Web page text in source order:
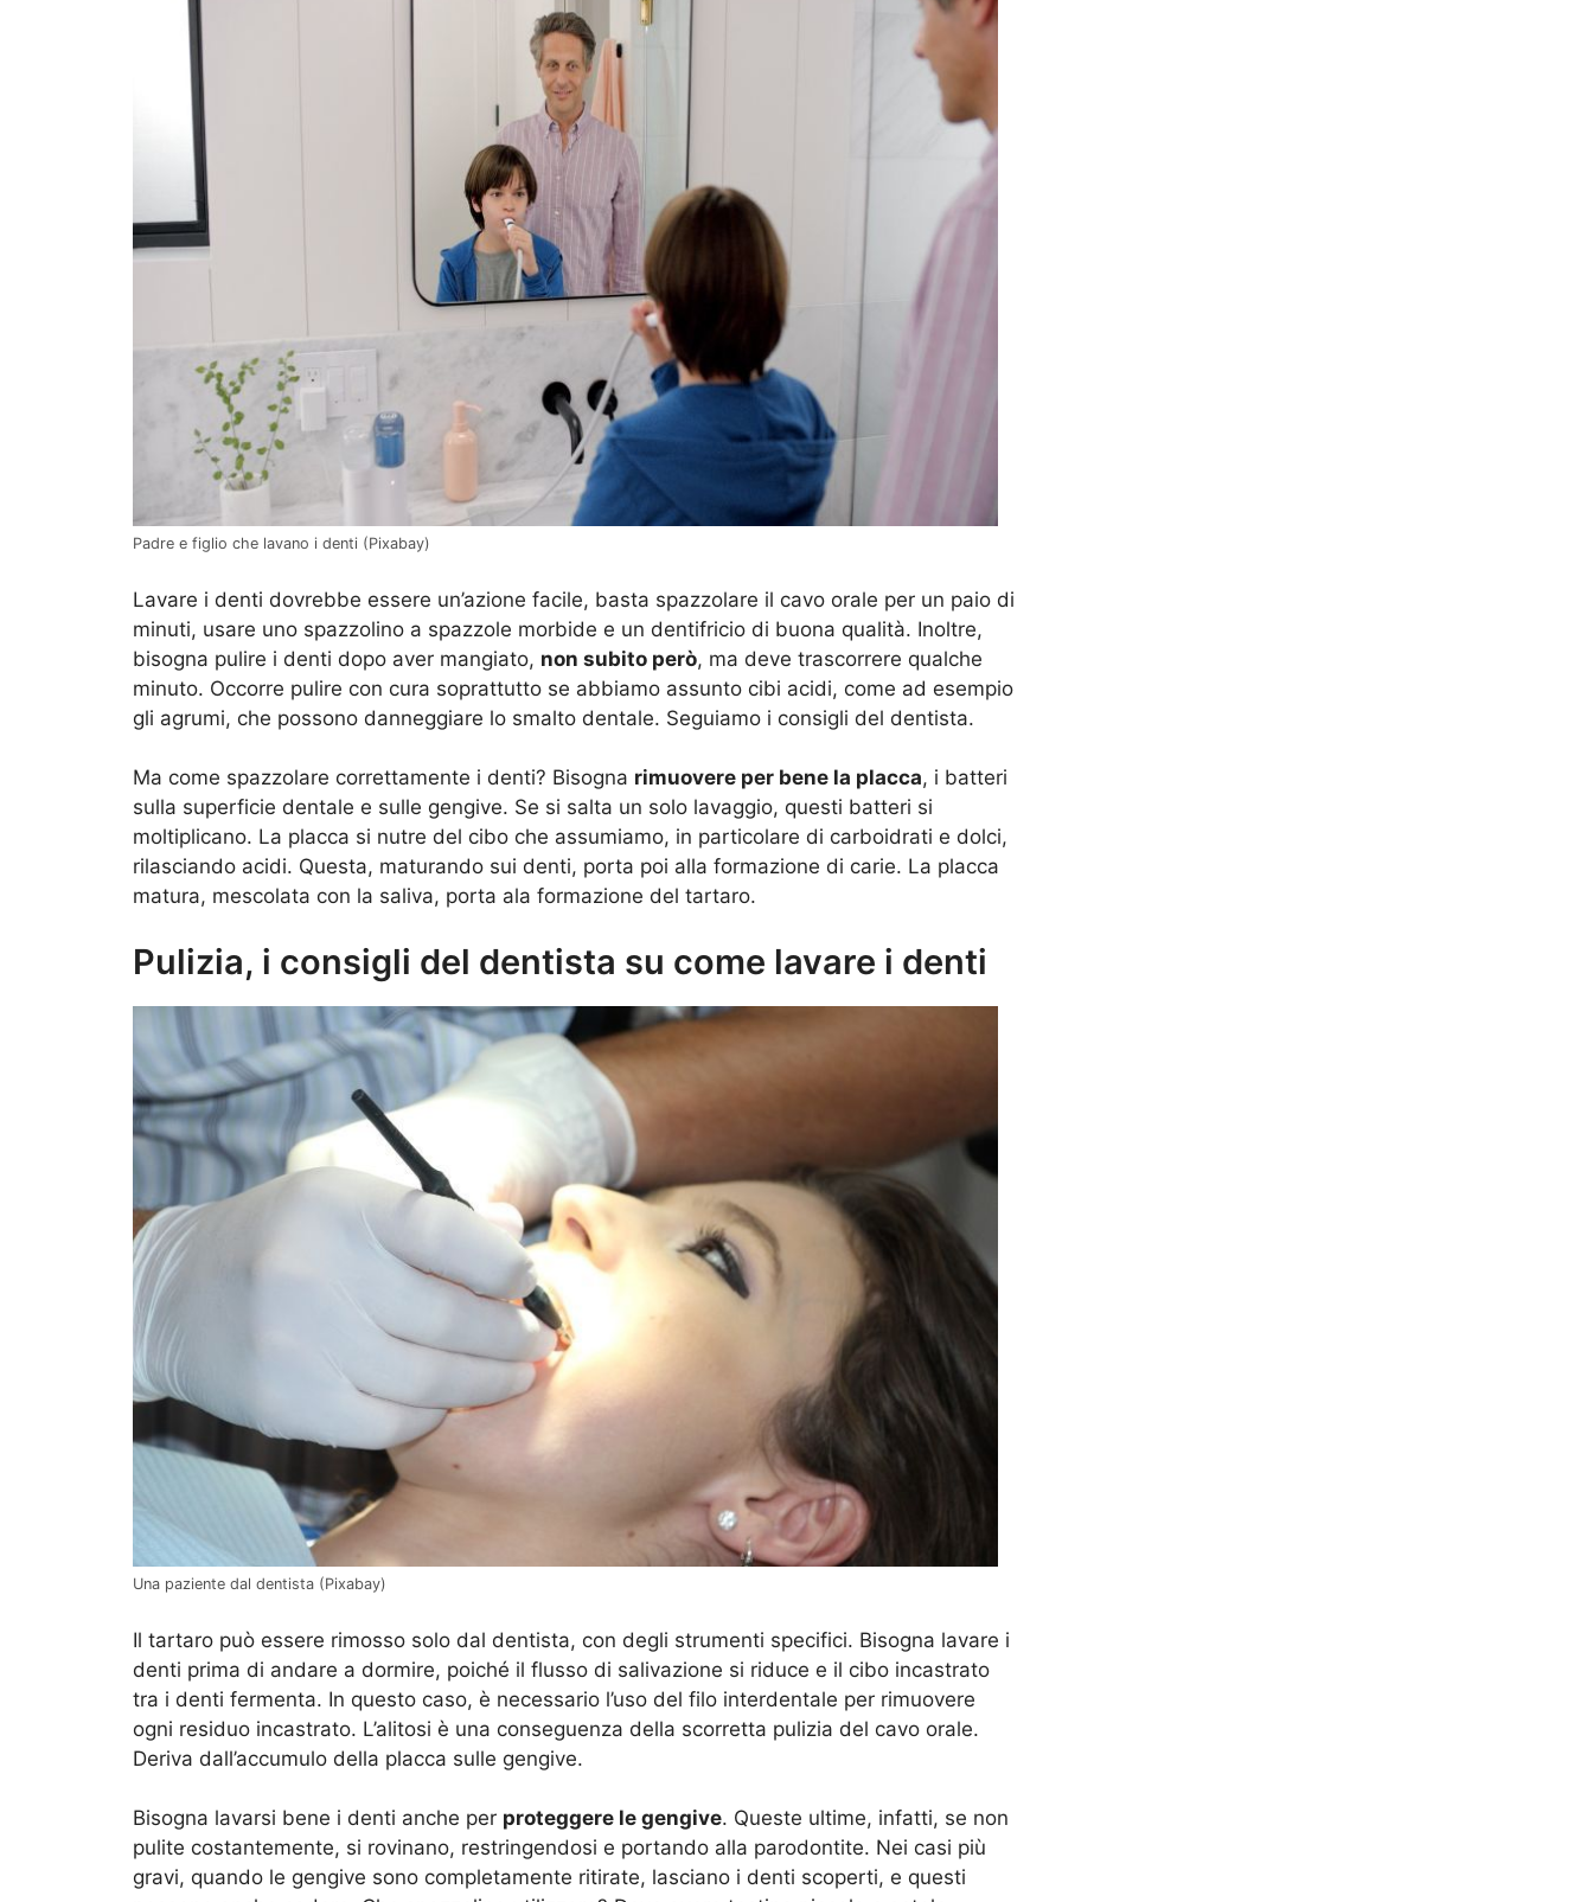
Padre e figlio che lavano i denti (Pixabay)
Lavare i denti dovrebbe essere un’azione facile, basta spazzolare il cavo orale per un paio di
minuti, usare uno spazzolino a spazzole morbide e un dentifricio di buona qualità. Inoltre,
bisogna pulire i denti dopo aver mangiato, non subito però, ma deve trascorrere qualche
minuto. Occorre pulire con cura soprattutto se abbiamo assunto cibi acidi, come ad esempio
gli agrumi, che possono danneggiare lo smalto dentale. Seguiamo i consigli del dentista.
Ma come spazzolare correttamente i denti? Bisogna rimuovere per bene la placca, i batteri
sulla superficie dentale e sulle gengive. Se si salta un solo lavaggio, questi batteri si
moltiplicano. La placca si nutre del cibo che assumiamo, in particolare di carboidrati e dolci,
rilasciando acidi. Questa, maturando sui denti, porta poi alla formazione di carie. La placca
matura, mescolata con la saliva, porta ala formazione del tartaro.
Pulizia, i consigli del dentista su come lavare i denti
Una paziente dal dentista (Pixabay)
Il tartaro può essere rimosso solo dal dentista, con degli strumenti specifici. Bisogna lavare i
denti prima di andare a dormire, poiché il flusso di salivazione si riduce e il cibo incastrato
tra i denti fermenta. In questo caso, è necessario l’uso del filo interdentale per rimuovere
ogni residuo incastrato. L’alitosi è una conseguenza della scorretta pulizia del cavo orale.
Deriva dall’accumulo della placca sulle gengive.
Bisogna lavarsi bene i denti anche per proteggere le gengive. Queste ultime, infatti, se non
pulite costantemente, si rovinano, restringendosi e portando alla parodontite. Nei casi più
gravi, quando le gengive sono completamente ritirate, lasciano i denti scoperti, e questi